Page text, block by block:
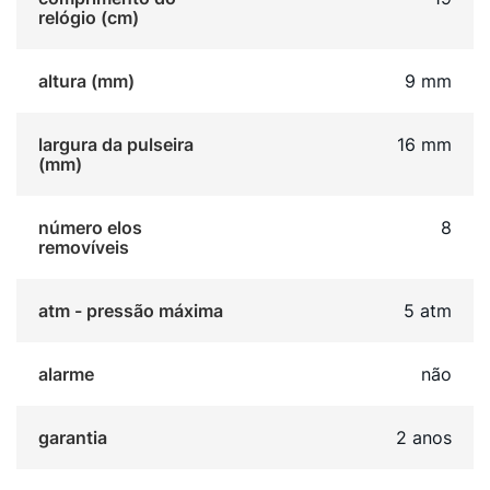
cuidado nos detalhes fazem desta peça uma excelente
escolha.
relógio (cm)
altura (mm) 9 mm
largura da pulseira
(mm)
16 mm
número elos
removíveis
8
atm - pressão máxima 5 atm
alarme não
garantia 2 anos